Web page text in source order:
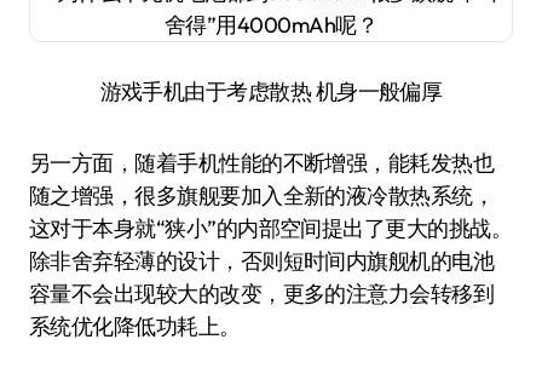
游戏手机由于考虑散热 机身一般偏厚
另一方面，随着手机性能的不断增强，能耗发热也
随之增强，很多旗舰要加入全新的液冷散热系统，
这对于本身就“狭小”的内部空间提出了更大的挑战。
除非舍弃轻薄的设计，否则短时间内旗舰机的电池
容量不会出现较大的改变，更多的注意力会转移到
系统优化降低功耗上。